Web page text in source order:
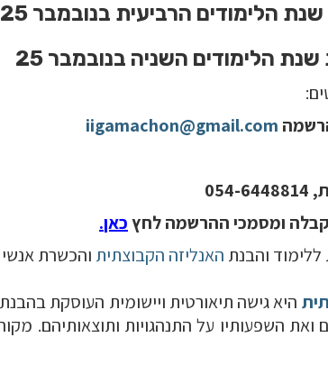
iigamachon@gmail.com
ומסמכי ההרשמה לחץכאן.
ללימוד והבנת האנליזה הקבוצתית והכשרת
היא גישה תיאורטית ויישומית העוסקת
ואת השפעותיו על התנהגויות ותוצאותיהם.